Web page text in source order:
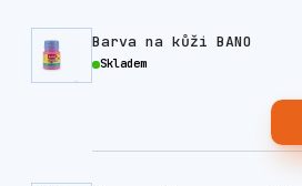
Barva na kůži BANO
Skladem